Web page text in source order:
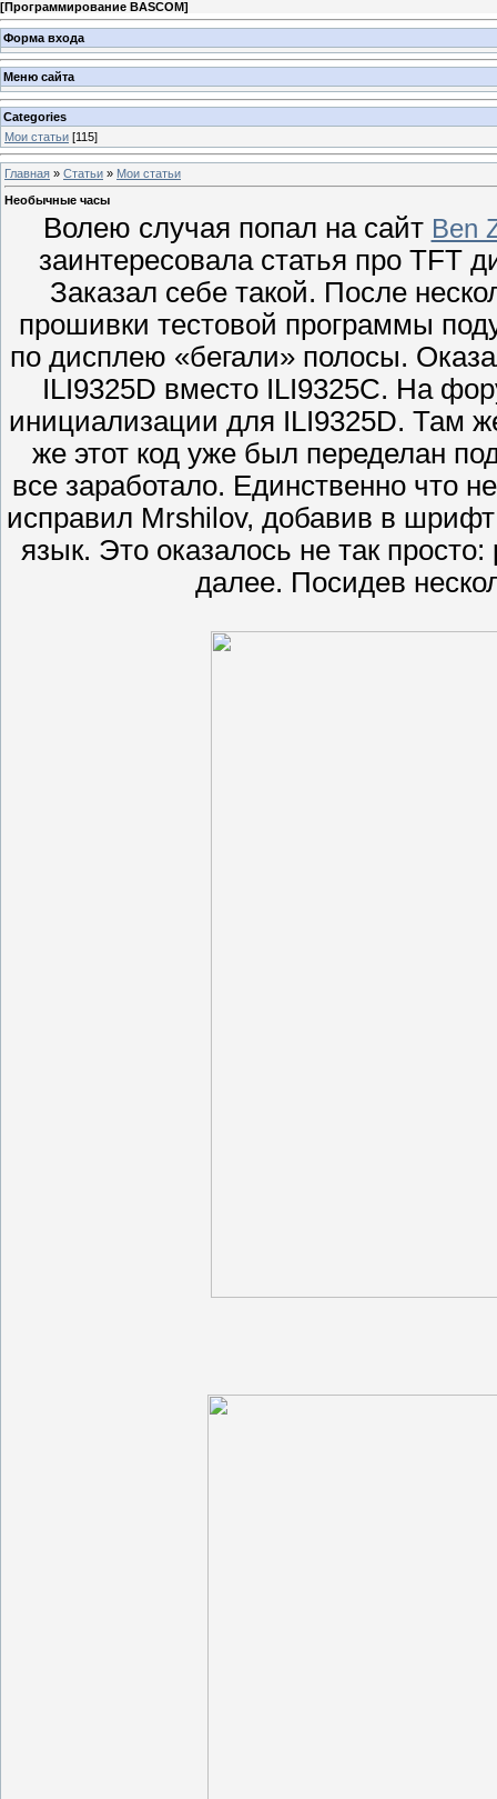
[Программирование BASCOM]
Форма входа
Меню сайта
Categories
Мои статьи [115]
Главная » Статьи » Мои статьи
Необычные часы
Волею случая попал на сайт Ben
заинтересовала статья про TFT
Заказал себе такой. После
прошивки тестовой программы
по дисплею «бегали» полосы.
ILI9325D вместо ILI9325C. На
инициализации для ILI9325D. Там
же этот код уже был переделан
все заработало. Единственно что
исправил Mrshilov, добавив в
язык. Это оказалось не так
далее. Посидев